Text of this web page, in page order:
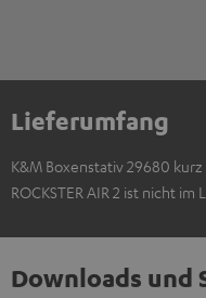
Lieferumfang
K&M Boxenstativ 29680 kurz
ROCKSTER AIR 2 ist nicht
Downloads und